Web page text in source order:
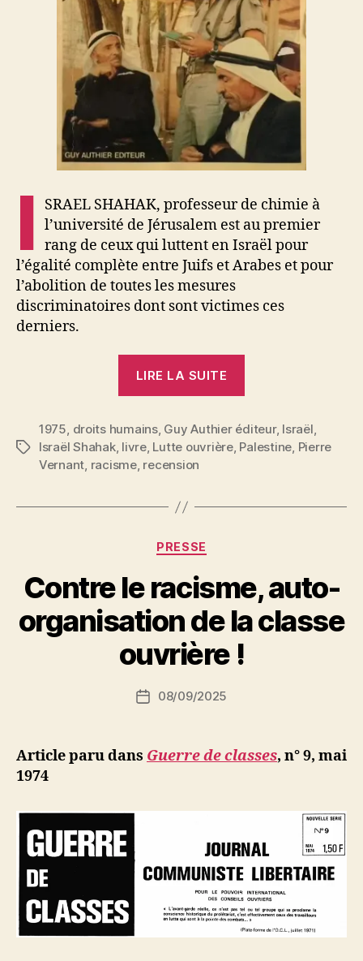
I
SRAEL SHAHAK, professeur de chimie à
l’université de Jérusalem est au premier
rang de ceux qui luttent en Israël pour
l’égalité complète entre Juifs et Arabes et pour
l’abolition de toutes les mesures
discriminatoires dont sont victimes ces
derniers.
LIRE LA SUITE
« Le
racisme
Étiquettes
1975, droits humains, Guy Authier éditeur, Israël,
Israël Shahak, livre, Lutte ouvrière, Palestine, Pierre
Vernant, racisme, recension
Catégories
PRESSE
Contre le racisme, auto-
organisation de la classe
ouvrière !
Auteur
a
S
N
ji
Date08/09/2025
Article paru dans Guerre de classes, n° 9, mai
1974